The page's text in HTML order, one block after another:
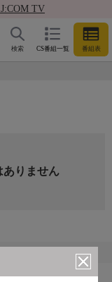
TV
CS番組一覧 番組表
検索
ありません